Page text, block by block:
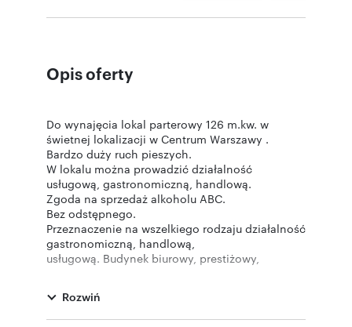
Opis oferty
Do wynajęcia lokal parterowy 126 m.kw. w
świetnej lokalizacji w Centrum Warszawy .
Bardzo duży ruch pieszych.
W lokalu można prowadzić działalność
usługową, gastronomiczną, handlową.
Zgoda na sprzedaż alkoholu ABC.
Bez odstępnego.
Przeznaczenie na wszelkiego rodzaju działalność
gastronomiczną, handlową,
usługową. Budynek biurowy, prestiżowy,
Czynsz: 175 zł. netto / m2
Rozwiń